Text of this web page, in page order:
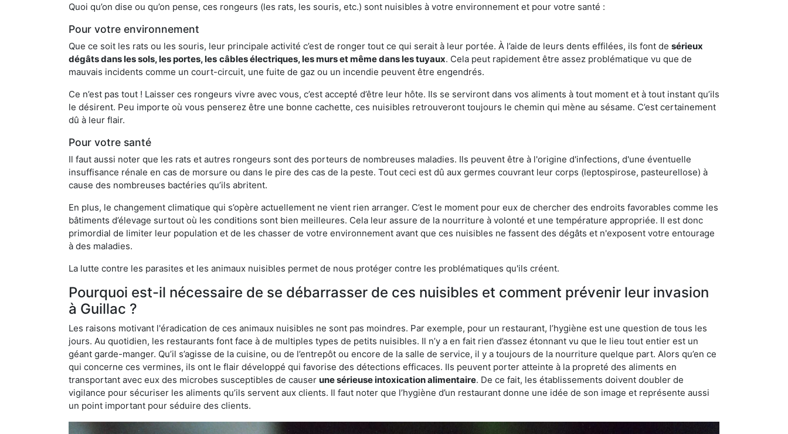
Quoi qu’on dise ou qu’on pense, ces rongeurs (les rats, les souris, etc.) sont nuisibles à votre environnement et pour votre santé :
Pour votre environnement
Que ce soit les rats ou les souris, leur principale activité c’est de ronger tout ce qui serait à leur portée. À l’aide de leurs dents effilées, ils font de sérieux
dégâts dans les sols, les portes, les câbles électriques, les murs et même dans les tuyaux. Cela peut rapidement être assez problématique vu que de
mauvais incidents comme un court-circuit, une fuite de gaz ou un incendie peuvent être engendrés.
Ce n’est pas tout ! Laisser ces rongeurs vivre avec vous, c’est accepté d’être leur hôte. Ils se serviront dans vos aliments à tout moment et à tout instant qu’ils
le désirent. Peu importe où vous penserez être une bonne cachette, ces nuisibles retrouveront toujours le chemin qui mène au sésame. C’est certainement
dû à leur flair.
Pour votre santé
Il faut aussi noter que les rats et autres rongeurs sont des porteurs de nombreuses maladies. Ils peuvent être à l'origine d'infections, d'une éventuelle
insuffisance rénale en cas de morsure ou dans le pire des cas de la peste. Tout ceci est dû aux germes couvrant leur corps (leptospirose, pasteurellose) à
cause des nombreuses bactéries qu’ils abritent.
En plus, le changement climatique qui s’opère actuellement ne vient rien arranger. C’est le moment pour eux de chercher des endroits favorables comme les
bâtiments d’élevage surtout où les conditions sont bien meilleures. Cela leur assure de la nourriture à volonté et une température appropriée. Il est donc
primordial de limiter leur population et de les chasser de votre environnement avant que ces nuisibles ne fassent des dégâts et n'exposent votre entourage
à des maladies.
La lutte contre les parasites et les animaux nuisibles permet de nous protéger contre les problématiques qu'ils créent.
Pourquoi est-il nécessaire de se débarrasser de ces nuisibles et comment prévenir leur invasion
à Guillac ?
Les raisons motivant l'éradication de ces animaux nuisibles ne sont pas moindres. Par exemple, pour un restaurant, l’hygiène est une question de tous les
jours. Au quotidien, les restaurants font face à de multiples types de petits nuisibles. Il n’y a en fait rien d’assez étonnant vu que le lieu tout entier est un
géant garde-manger. Qu’il s’agisse de la cuisine, ou de l’entrepôt ou encore de la salle de service, il y a toujours de la nourriture quelque part. Alors qu’en ce
qui concerne ces vermines, ils ont le flair développé qui favorise des détections efficaces. Ils peuvent porter atteinte à la propreté des aliments en
transportant avec eux des microbes susceptibles de causer une sérieuse intoxication alimentaire. De ce fait, les établissements doivent doubler de
vigilance pour sécuriser les aliments qu’ils servent aux clients. Il faut noter que l’hygiène d’un restaurant donne une idée de son image et représente aussi
un point important pour séduire des clients.